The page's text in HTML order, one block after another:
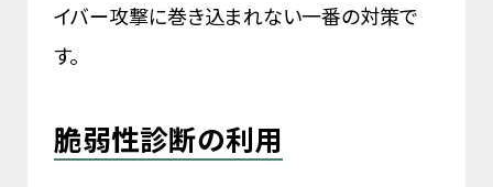
イバー攻撃に巻き込まれない一番の対策で
す。
脆弱性診断の利用